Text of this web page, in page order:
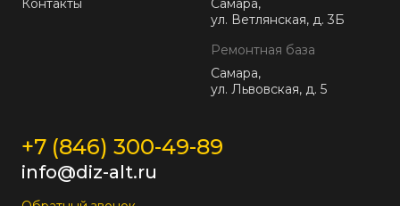
Контакты
Самара,
ул. Ветлянская, д. 3Б
Ремонтная база
Самара,
ул. Львовская, д. 5
+7 (846) 300-49-89
info@diz-alt.ru